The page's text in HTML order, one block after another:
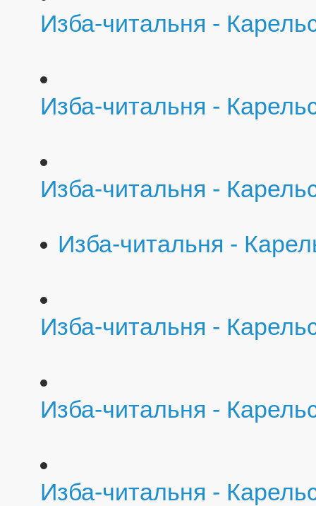
Изба-читальня -
Изба-читальня -
Изба-читальня -
Изба-читальня -
Изба-читальня -
Изба-читальня -
Изба-читальня -